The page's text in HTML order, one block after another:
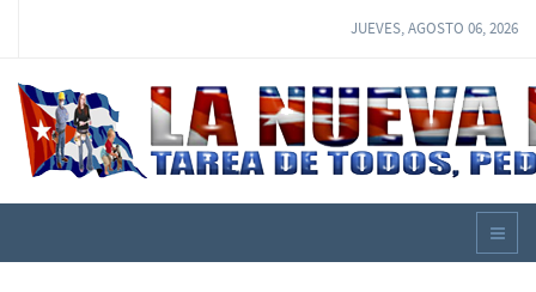
JUEVES, AGOSTO 06, 2026